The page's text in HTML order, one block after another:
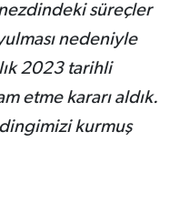
süreçler
nedeniyle
2023 tarihli
etme kararı aldık.
kurmuş